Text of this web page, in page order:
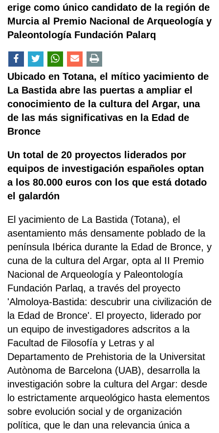
erige como único candidato de la región de
Murcia al Premio Nacional de Arqueología y
Paleontología Fundación Palarq
Ubicado en Totana, el mítico yacimiento de
La Bastida abre las puertas a ampliar el
conocimiento de la cultura del Argar, una
de las más significativas en la Edad de
Bronce
Un total de 20 proyectos liderados por
equipos de investigación españoles optan
a los 80.000 euros con los que está dotado
el galardón
El yacimiento de La Bastida (Totana), el
asentamiento más densamente poblado de la
península Ibérica durante la Edad de Bronce, y
cuna de la cultura del Argar, opta al II Premio
Nacional de Arqueología y Paleontología
Fundación Parlaq, a través del proyecto
'Almoloya-Bastida: descubrir una civilización de
la Edad de Bronce'. El proyecto, liderado por
un equipo de investigadores adscritos a la
Facultad de Filosofía y Letras y al
Departamento de Prehistoria de la Universitat
Autònoma de Barcelona (UAB), desarrolla la
investigación sobre la cultura del Argar: desde
lo estrictamente arqueológico hasta elementos
sobre evolución social y de organización
política, que le dan una relevancia única a